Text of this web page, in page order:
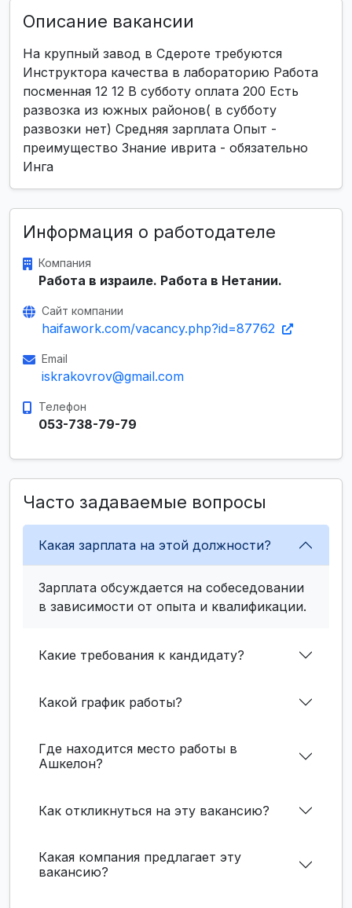
Описание вакансии
На крупный завод в Сдероте требуются
Инструктора качества в лабораторию Работа
посменная 12 12 В субботу оплата 200 Есть
развозка из южных районов( в субботу
развозки нет) Средняя зарплата Опыт -
преимущество Знание иврита - обязательно
Инга
Информация о работодателе
Компания
Работа в израиле. Работа в Нетании.
Сайт компании
haifawork.com/vacancy.php?id=87762
Email
iskrakovrov@gmail.com
Телефон
053-738-79-79
Часто задаваемые вопросы
Какая зарплата на этой должности?
Зарплата обсуждается на собеседовании
в зависимости от опыта и квалификации.
Какие требования к кандидату?
Какой график работы?
Где находится место работы в
Ашкелон?
Как откликнуться на эту вакансию?
Какая компания предлагает эту
вакансию?